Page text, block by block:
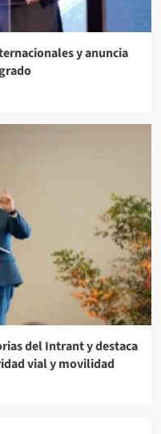
y anuncia
del Intrant y destaca
vial y movilidad